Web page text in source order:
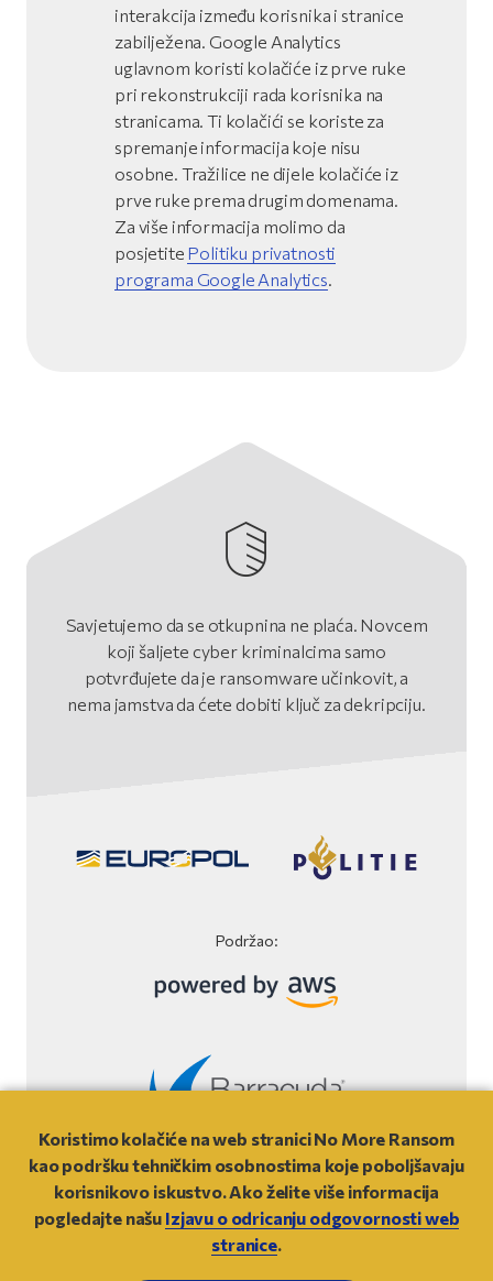
interakcija između korisnika i stranice
zabilježena. Google Analytics
uglavnom koristi kolačiće iz prve ruke
pri rekonstrukciji rada korisnika na
stranicama. Ti kolačići se koriste za
spremanje informacija koje nisu
osobne. Tražilice ne dijele kolačiće iz
prve ruke prema drugim domenama.
Za više informacija molimo da
posjetite Politiku privatnosti
programa Google Analytics.
Savjetujemo da se otkupnina ne plaća. Novcem
koji šaljete cyber kriminalcima samo
potvrđujete da je ransomware učinkovit, a
nema jamstva da ćete dobiti ključ za dekripciju.
Podržao:
Izjava o odricanju odgovornosti Web stranice
© 2021- NO MORE RANSOM
Koristimo kolačiće na web stranici No More Ransom
kao podršku tehničkim osobnostima koje poboljšavaju
korisnikovo iskustvo. Ako želite više informacija
pogledajte našu Izjavu o odricanju odgovornosti web
stranice.